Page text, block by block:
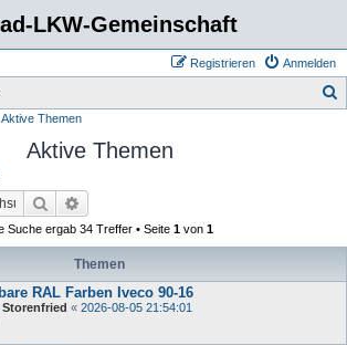
LKW-Gemeinschaft
Anmelden
Registrieren
Aktive Themen
Aktive Themen
Suche
Suche ergab 34 Treffer • Seite 1von 1
Themen
RAL Farben Iveco 90-16
Storenfried « 2026-08-05 21:54:01